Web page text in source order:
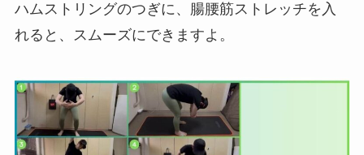
ハムストリングのつぎに、腸腰筋ストレッチを入
れると、スムーズにできますよ。